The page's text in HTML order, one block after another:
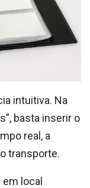
intuitiva. Na
basta inserir o
real, a
transporte.
em local